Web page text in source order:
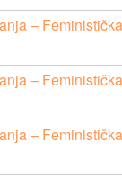
–
–
–